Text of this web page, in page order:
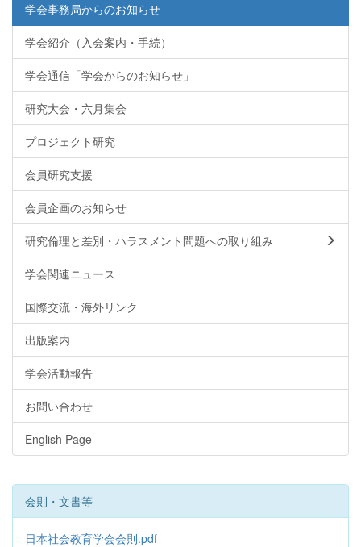
学会事務局からのお知らせ
学会紹介（入会案内・手続）
学会通信「学会からのお知らせ」
研究大会・六月集会
プロジェクト研究
会員研究支援
会員企画のお知らせ
研究倫理と差別・ハラスメント問題への取り組み
学会関連ニュース
国際交流・海外リンク
出版案内
学会活動報告
お問い合わせ
English Page
会則・文書等
日本社会教育学会会則.pdf